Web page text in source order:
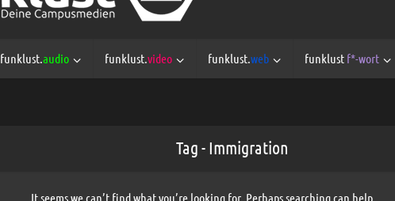
funklust.audio funklust.video funklust.web funklust f*-wort
Tag - Immigration
It seems we can’t find what you’re looking for. Perhaps searching can help.